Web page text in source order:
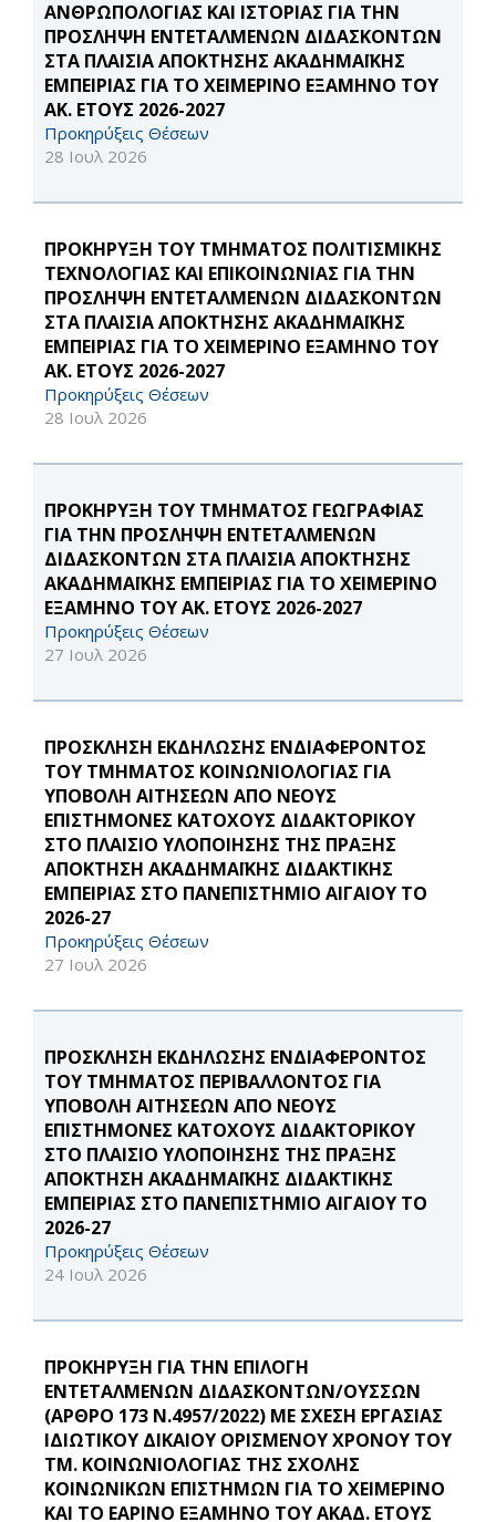
ΑΝΘΡΩΠΟΛΟΓΙΑΣ ΚΑΙ ΙΣΤΟΡΙΑΣ ΓΙΑ ΤΗΝ
ΠΡΟΣΛΗΨΗ ΕΝΤΕΤΑΛΜΕΝΩΝ ΔΙΔΑΣΚΟΝΤΩΝ
ΣΤΑ ΠΛΑΙΣΙΑ ΑΠΟΚΤΗΣΗΣ ΑΚΑΔΗΜΑΪΚΗΣ
ΕΜΠΕΙΡΙΑΣ ΓΙΑ ΤΟ ΧΕΙΜΕΡΙΝΟ ΕΞΑΜΗΝΟ ΤΟΥ
ΑΚ. ΕΤΟΥΣ 2026-2027
Προκηρύξεις Θέσεων
28 Ιουλ 2026
ΠΡΟΚΗΡΥΞΗ ΤΟΥ ΤΜΗΜΑΤΟΣ ΠΟΛΙΤΙΣΜΙΚΗΣ
ΤΕΧΝΟΛΟΓΙΑΣ ΚΑΙ ΕΠΙΚΟΙΝΩΝΙΑΣ ΓΙΑ ΤΗΝ
ΠΡΟΣΛΗΨΗ ΕΝΤΕΤΑΛΜΕΝΩΝ ΔΙΔΑΣΚΟΝΤΩΝ
ΣΤΑ ΠΛΑΙΣΙΑ ΑΠΟΚΤΗΣΗΣ ΑΚΑΔΗΜΑΪΚΗΣ
ΕΜΠΕΙΡΙΑΣ ΓΙΑ ΤΟ ΧΕΙΜΕΡΙΝΟ ΕΞΑΜΗΝΟ ΤΟΥ
ΑΚ. ΕΤΟΥΣ 2026-2027
Προκηρύξεις Θέσεων
28 Ιουλ 2026
ΠΡΟΚΗΡΥΞΗ ΤΟΥ ΤΜΗΜΑΤΟΣ ΓΕΩΓΡΑΦΙΑΣ
ΓΙΑ ΤΗΝ ΠΡΟΣΛΗΨΗ ΕΝΤΕΤΑΛΜΕΝΩΝ
ΔΙΔΑΣΚΟΝΤΩΝ ΣΤΑ ΠΛΑΙΣΙΑ ΑΠΟΚΤΗΣΗΣ
ΑΚΑΔΗΜΑΪΚΗΣ ΕΜΠΕΙΡΙΑΣ ΓΙΑ ΤΟ ΧΕΙΜΕΡΙΝΟ
ΕΞΑΜΗΝΟ ΤΟΥ ΑΚ. ΕΤΟΥΣ 2026-2027
Προκηρύξεις Θέσεων
27 Ιουλ 2026
ΠΡΟΣΚΛΗΣΗ ΕΚΔΗΛΩΣΗΣ ΕΝΔΙΑΦΕΡΟΝΤΟΣ
ΤΟΥ ΤΜΗΜΑΤΟΣ ΚΟΙΝΩΝΙΟΛΟΓΙΑΣ ΓΙΑ
ΥΠΟΒΟΛΗ ΑΙΤΗΣΕΩΝ ΑΠΟ ΝΕΟΥΣ
ΕΠΙΣΤΗΜΟΝΕΣ ΚΑΤΟΧΟΥΣ ΔΙΔΑΚΤΟΡΙΚΟΥ
ΣΤΟ ΠΛΑΙΣΙΟ ΥΛΟΠΟΙΗΣΗΣ ΤΗΣ ΠΡΑΞΗΣ
ΑΠΟΚΤΗΣΗ ΑΚΑΔΗΜΑΪΚΗΣ ΔΙΔΑΚΤΙΚΗΣ
ΕΜΠΕΙΡΙΑΣ ΣΤΟ ΠΑΝΕΠΙΣΤΗΜΙΟ ΑΙΓΑΙΟΥ ΤΟ
2026-27
Προκηρύξεις Θέσεων
27 Ιουλ 2026
ΠΡΟΣΚΛΗΣΗ ΕΚΔΗΛΩΣΗΣ ΕΝΔΙΑΦΕΡΟΝΤΟΣ
ΤΟΥ ΤΜΗΜΑΤΟΣ ΠΕΡΙΒΑΛΛΟΝΤΟΣ ΓΙΑ
ΥΠΟΒΟΛΗ ΑΙΤΗΣΕΩΝ ΑΠΟ ΝΕΟΥΣ
ΕΠΙΣΤΗΜΟΝΕΣ ΚΑΤΟΧΟΥΣ ΔΙΔΑΚΤΟΡΙΚΟΥ
ΣΤΟ ΠΛΑΙΣΙΟ ΥΛΟΠΟΙΗΣΗΣ ΤΗΣ ΠΡΑΞΗΣ
ΑΠΟΚΤΗΣΗ ΑΚΑΔΗΜΑΪΚΗΣ ΔΙΔΑΚΤΙΚΗΣ
ΕΜΠΕΙΡΙΑΣ ΣΤΟ ΠΑΝΕΠΙΣΤΗΜΙΟ ΑΙΓΑΙΟΥ ΤΟ
2026-27
Προκηρύξεις Θέσεων
24 Ιουλ 2026
ΠΡΟΚΗΡΥΞΗ ΓΙΑ ΤΗΝ ΕΠΙΛΟΓΗ
ΕΝΤΕΤΑΛΜΕΝΩΝ ΔΙΔΑΣΚΟΝΤΩΝ/ΟΥΣΣΩΝ
(ΑΡΘΡΟ 173 Ν.4957/2022) ΜΕ ΣΧΕΣΗ ΕΡΓΑΣΙΑΣ
ΙΔΙΩΤΙΚΟΥ ΔΙΚΑΙΟΥ ΟΡΙΣΜΕΝΟΥ ΧΡΟΝΟΥ ΤΟΥ
ΤΜ. ΚΟΙΝΩΝΙΟΛΟΓΙΑΣ ΤΗΣ ΣΧΟΛΗΣ
ΚΟΙΝΩΝΙΚΩΝ ΕΠΙΣΤΗΜΩΝ ΓΙΑ ΤΟ ΧΕΙΜΕΡΙΝΟ
ΚΑΙ ΤΟ ΕΑΡΙΝΟ ΕΞΑΜΗΝΟ ΤΟΥ ΑΚΑΔ. ΕΤΟΥΣ